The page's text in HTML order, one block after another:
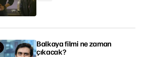
Balkaya filmi ne zaman
çıkacak?